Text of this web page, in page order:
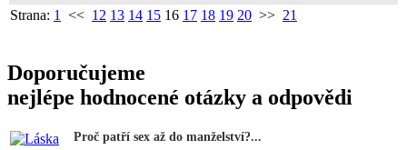
Strana: 1 << 12 13 14 15 16 17 18 19 20 >> 21
Doporučujeme
nejlépe hodnocené otázky a odpovědi
Proč patří sex až do manželství?...